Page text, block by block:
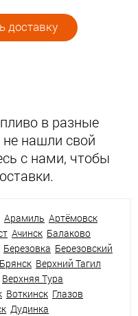
доставку
в разные
нашли свой
с нами, чтобы
Арамиль Артёмовск
Ачинск Балаково
Березовка Березовский
Брянск Верхний Тагил
Верхняя Тура
Воткинск Глазов
Дудинка